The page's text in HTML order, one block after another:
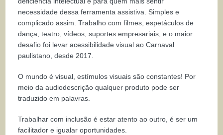
necessidade dessa ferramenta assistiva. Simples e
complicado assim. Trabalho com filmes, espetáculos de
dança, teatro, vídeos, suportes empresariais, e o maior
desafio foi levar acessibilidade visual ao Carnaval
paulistano, desde 2017.
O mundo é visual, estímulos visuais são constantes! Por
meio da audiodescrição qualquer produto pode ser
traduzido em palavras.
Trabalhar com inclusão é estar atento ao outro, é ser um
facilitador e igualar oportunidades.